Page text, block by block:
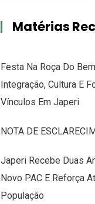
Matérias
Festa Na Roça Do
Integração, Cultura E
Vínculos Em Japeri
NOTA DE
Japeri Recebe Duas
Novo PAC E Reforça
População